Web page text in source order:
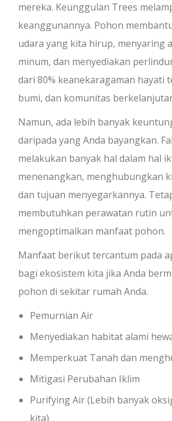
mereka. Keunggulan Trees
keanggunannya. Pohon
udara yang kita hirup, menyaring
minum, dan menyediakan
dari 80% keanekaragaman hayati
bumi, dan komunitas
Namun, ada lebih banyak
daripada yang Anda bayangkan.
melakukan banyak hal dalam hal
menenangkan, menghubungkan
dan tujuan menyegarkannya.
membutuhkan perawatan rutin
mengoptimalkan manfaat pohon.
Manfaat berikut tercantum pada
bagi ekosistem kita jika Anda
pohon di sekitar rumah Anda.
Pemurnian Air
Menyediakan habitat alami
Memperkuat Tanah dan
Mitigasi Perubahan Iklim
Purifying Air (Lebih banyak
kita)